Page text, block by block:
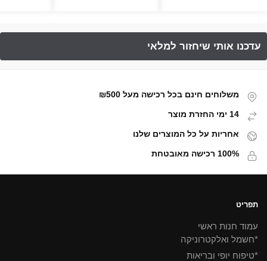
משלוחים חינם בכל רכישה מעל ₪500
14 ימי החזרת מוצר
אחריות על כל המוצרים שלנו
100% רכישה מאובטחת
תפריט
עמוד חנות ראשי
*חשמל ואלקטרוניקה
*טיפוח יופי ובריאות